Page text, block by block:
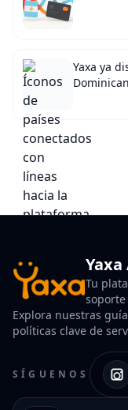
Yaxa ya
Tu
soporte
Explora nuestras
políticas clave de
SÍGUENOS